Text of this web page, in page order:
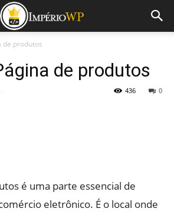
de produtos
de produtos
0
436
é uma parte essencial de
eletrônico. É o local onde